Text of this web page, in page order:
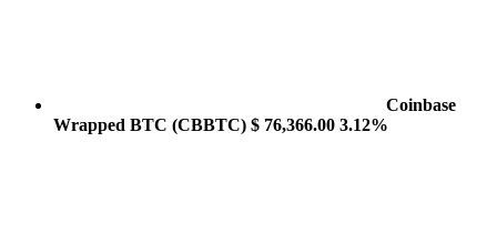
Coinbase
Wrapped BTC (CBBTC) $ 76,366.00 3.12%